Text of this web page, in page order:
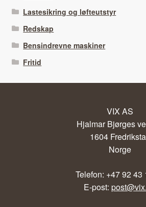
Lastesikring og løfteutstyr
Redskap
Bensindrevne maskiner
Fritid
VIX AS
Hjalmar Bjørges
1604
Norge
Telefon: +47 92 43
E-post: